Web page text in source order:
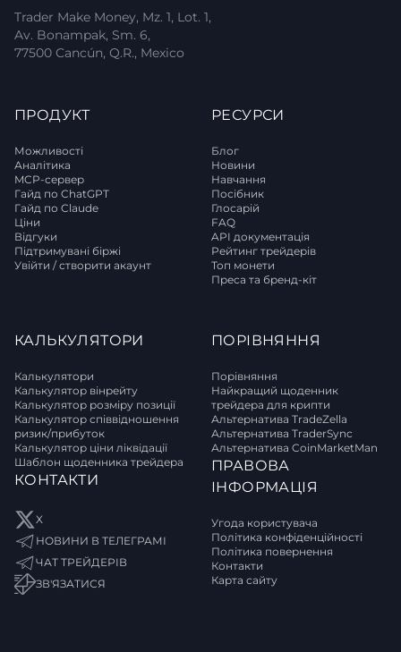
Trader Make Money, Mz. 1, Lot. 1,
Av. Bonampak, Sm. 6,
77500 Cancún, Q.R., Mexico
ПРОДУКТ
Можливості
Аналітика
MCP-сервер
Гайд по ChatGPT
Гайд по Claude
Ціни
Відгуки
Підтримувані біржі
Увійти / створити акаунт
РЕСУРСИ
Блог
Новини
Навчання
Посібник
Глосарій
FAQ
API документація
Рейтинг трейдерів
Топ монети
Преса та бренд-кіт
КАЛЬКУЛЯТОРИ
Калькулятори
Калькулятор вінрейту
Калькулятор розміру позиції
Калькулятор співвідношення
ризик/прибуток
Калькулятор ціни ліквідації
Шаблон щоденника трейдера
КОНТАКТИ
X
НОВИНИ В ТЕЛЕГРАМІ
ЧАТ ТРЕЙДЕРІВ
ЗВ'ЯЗАТИСЯ
ПОРІВНЯННЯ
Порівняння
Найкращий щоденник
трейдера для крипти
Альтернатива TradeZella
Альтернатива TraderSync
Альтернатива CoinMarketMan
ПРАВОВА
ІНФОРМАЦІЯ
Угода користувача
Політика конфіденційності
Політика повернення
Контакти
Карта сайту